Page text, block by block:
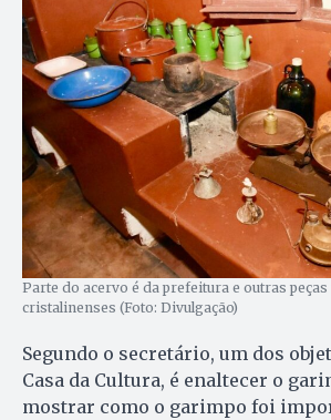
Parte do acervo é da prefeitura e outras
cristalinenses (Foto: Divulgação)
Segundo o secretário, um dos
Casa da Cultura, é enaltecer o
mostrar como o garimpo foi